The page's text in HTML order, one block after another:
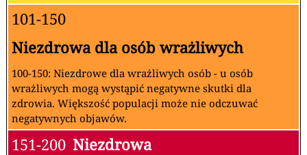
101-150
Niezdrowa dla osób wrażliwych
100-150: Niezdrowe dla wrażliwych osób - u osób
wrażliwych mogą wystąpić negatywne skutki dla
zdrowia. Większość populacji może nie odczuwać
negatywnych objawów.
151-200 Niezdrowa